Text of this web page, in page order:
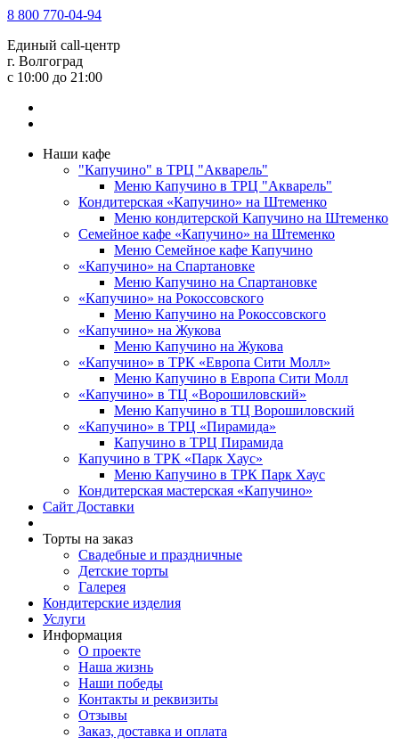
8 800 770-04-94
Единый call-центр
г. Волгоград
c 10:00 до 21:00
Наши кафе
"Капучино" в ТРЦ "Акварель"
Меню Капучино в ТРЦ "Акварель"
Кондитерская «Капучино» на Штеменко
Меню кондитерской Капучино на Штеменко
Семейное кафе «Капучино» на Штеменко
Меню Семейное кафе Капучино
«Капучино» на Спартановке
Меню Капучино на Спартановке
«Капучино» на Рокоссовского
Меню Капучино на Рокоссовского
«Капучино» на Жукова
Меню Капучино на Жукова
«Капучино» в ТРК «Европа Cити Молл»
Меню Капучино в Европа Сити Молл
«Капучино» в ТЦ «Ворошиловский»
Меню Капучино в ТЦ Ворошиловский
«Капучино» в ТРЦ «Пирамида»
Капучино в ТРЦ Пирамида
Капучино в ТРК «Парк Хаус»
Меню Капучино в ТРК Парк Хаус
Кондитерская мастерская «Капучино»
Сайт Доставки
Торты на заказ
Свадебные и праздничные
Детские торты
Галерея
Кондитерские изделия
Услуги
Информация
О проекте
Наша жизнь
Наши победы
Контакты и реквизиты
Отзывы
Заказ, доставка и оплата